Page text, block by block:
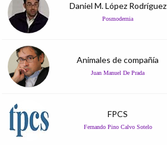
Daniel M. López Rodríguez
Posmodernia
Animales de compañía
Juan Manuel De Prada
FPCS
Fernando Pino Calvo Sotelo